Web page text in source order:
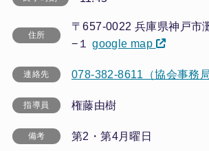
住所
〒657-0022 兵庫県神戸市
−１google map
連絡先 078-382-8611（協会事務局
指導員 権藤由樹
備考 第2・第4月曜日